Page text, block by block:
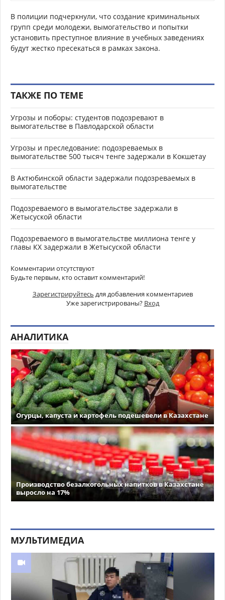
В полиции подчеркнули, что создание криминальных
групп среди молодежи, вымогательство и попытки
установить преступное влияние в учебных заведениях
будут жестко пресекаться в рамках закона.
ТАКЖЕ ПО ТЕМЕ
Угрозы и поборы: студентов подозревают в
вымогательстве в Павлодарской области
Угрозы и преследование: подозреваемых в
вымогательстве 500 тысяч тенге задержали в Кокшетау
В Актюбинской области задержали подозреваемых в
вымогательстве
Подозреваемого в вымогательстве задержали в
Жетысуской области
Подозреваемого в вымогательстве миллиона тенге у
главы КХ задержали в Жетысуской области
Комментарии отсутствуют
Будьте первым, кто оставит комментарий!
Зарегистрируйтесь для добавления комментариев
Уже зарегистрированы? Вход
АНАЛИТИКА
Огурцы, капуста и картофель подешевели в Казахстане
Производство безалкогольных напитков в Казахстане
выросло на 17%
МУЛЬТИМЕДИА